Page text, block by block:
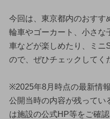
今回は、東京都内のおす
輪車やゴーカート、小さな
車などが楽しめたり、ミニ
ので、ぜひチェックしてく
※2025年8月時点の最新情
公開当時の内容が残ってい
は施設の公式HP等をご確